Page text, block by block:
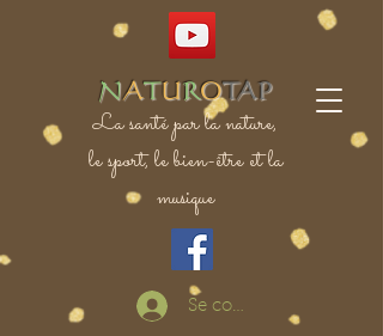
NATUROTAP
La santé par la nature,
le sport, le bien-être et la
musique
Se connecter